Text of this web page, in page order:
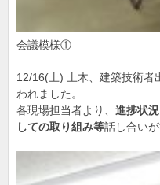
会議模様①
12/16(土) 土木、建築技術者
われました。
各現場担当者より、 進捗状
しての取り組み等話し合いが